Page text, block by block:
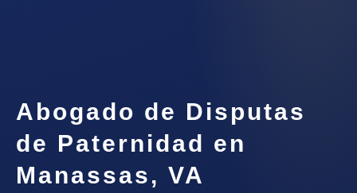
Abogado de Disputas
de Paternidad en
Manassas, VA